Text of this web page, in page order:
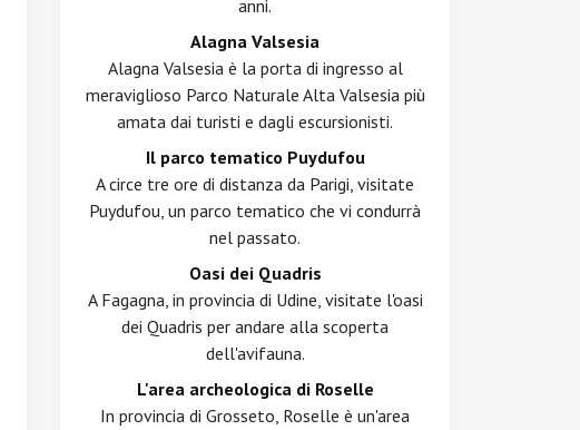
anni.
Alagna Valsesia
Alagna Valsesia è la porta di ingresso al
meraviglioso Parco Naturale Alta Valsesia più
amata dai turisti e dagli escursionisti.
Il parco tematico Puydufou
A circe tre ore di distanza da Parigi, visitate
Puydufou, un parco tematico che vi condurrà
nel passato.
Oasi dei Quadris
A Fagagna, in provincia di Udine, visitate l'oasi
dei Quadris per andare alla scoperta
dell'avifauna.
L'area archeologica di Roselle
In provincia di Grosseto, Roselle è un'area